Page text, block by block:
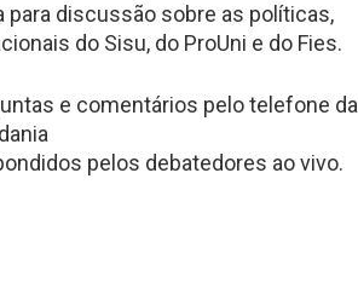
para discussão sobre as políticas,
do Sisu, do ProUni e do Fies.
e comentários pelo telefone da
pelos debatedores ao vivo.